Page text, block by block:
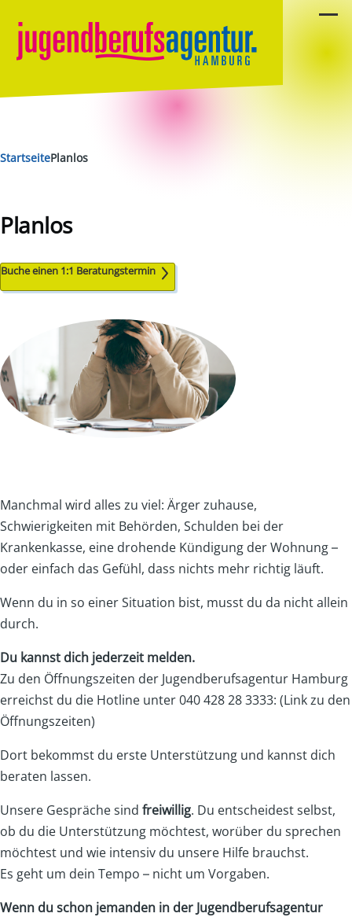
Ruta de navegación
StartseitePlanlos
Planlos
Buche einen 1:1 Beratungstermin
Manchmal wird alles zu viel: Ärger zuhause,
Schwierigkeiten mit Behörden, Schulden bei der
Krankenkasse, eine drohende Kündigung der Wohnung –
oder einfach das Gefühl, dass nichts mehr richtig läuft.
Wenn du in so einer Situation bist, musst du da nicht allein
durch.
Du kannst dich jederzeit melden.
Zu den Öffnungszeiten der Jugendberufsagentur Hamburg
erreichst du die Hotline unter 040 428 28 3333: (Link zu den
Öffnungszeiten)
Dort bekommst du erste Unterstützung und kannst dich
beraten lassen.
Unsere Gespräche sind freiwillig. Du entscheidest selbst,
ob du die Unterstützung möchtest, worüber du sprechen
möchtest und wie intensiv du unsere Hilfe brauchst.
Es geht um dein Tempo – nicht um Vorgaben.
Wenn du schon jemanden in der Jugendberufsagentur